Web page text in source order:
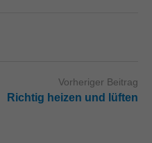
Vorheriger Beitrag
Richtig heizen und lüften